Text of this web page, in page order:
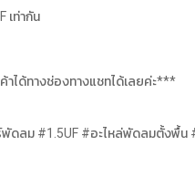
เท่ากัน
ได้ทางช่องทางแชทได้เลยค่ะ***
ลม #1.5UF #อะไหล่พัดลมตั้งพื้น